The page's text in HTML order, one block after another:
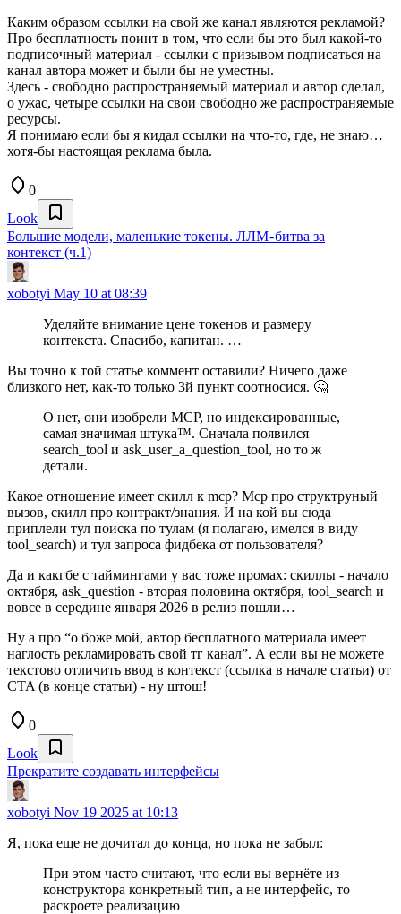
Каким образом ссылки на свой же канал являются рекламой?
Про бесплатность поинт в том, что если бы это был какой-то
подписочный материал - ссылки с призывом подписаться на
канал автора может и были бы не уместны.
Здесь - свободно распространяемый материал и автор сделал,
о ужас, четыре ссылки на свои свободно же распространяемые
ресурсы.
Я понимаю если бы я кидал ссылки на что-то, где, не знаю…
хотя-бы настоящая реклама была.
0
Look
Большие модели, маленькие токены. ЛЛМ - битва за
контекст (ч.1)
xobotyi May 10 at 08:39
Уделяйте внимание цене токенов и размеру
контекста. Спасибо, капитан. …
Вы точно к той статье коммент оставили? Ничего даже
близкого нет, как-то только 3й пункт соотносися. 🤔
О нет, они изобрели MCP, но индексированные,
самая значимая штука™. Сначала появился
search_tool и ask_user_a_question_tool, но то ж
детали.
Какое отношение имеет скилл к mcp? Mcp про структруный
вызов, скилл про контракт/знания. И на кой вы сюда
приплели тул поиска по тулам (я полагаю, имелся в виду
tool_search) и тул запроса фидбека от пользователя?
Да и какгбе с таймингами у вас тоже промах: скиллы - начало
октября, ask_question - вторая половина октября, tool_search и
вовсе в середине января 2026 в релиз пошли…
Ну а про “о боже мой, автор бесплатного материала имеет
наглость рекламировать свой тг канал”. А если вы не можете
текстово отличить ввод в контекст (ссылка в начале статьи) от
CTA (в конце статьи) - ну штош!
0
Look
Прекратите создавать интерфейсы
xobotyi Nov 19 2025 at 10:13
Я, пока еще не дочитал до конца, но пока не забыл:
При этом часто считают, что если вы вернёте из
конструктора конкретный тип, а не интерфейс, то
раскроете реализацию